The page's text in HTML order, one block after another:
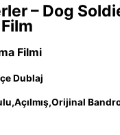
– Dog
Filmi
Dublaj